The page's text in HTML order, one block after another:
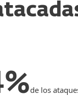
de los